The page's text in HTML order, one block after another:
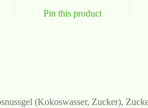
Pin this product
(Kokoswasser, Zucker),